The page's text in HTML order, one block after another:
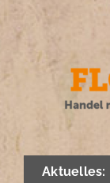
Inhalt
springen
Aktuelles: